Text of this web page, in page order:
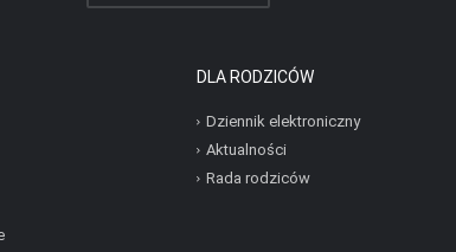
DLA RODZICÓW
Dziennik elektroniczny
Aktualności
Rada rodziców